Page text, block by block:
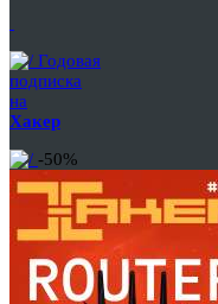
Годовая
подписка
на
Хакер
-50%